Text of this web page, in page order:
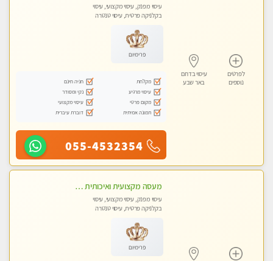
לפרטים
נוספים
עיסוי בדרום
באר שבע
עיסוי מפנק, עיסוי מקצועי, עיסוי
בקלניקה פרטית, עיסוי טנטרה
פרימיום
מקלחת
חניה חינם
עיסוי מרגיע
נקי ומסודר
מקום פרטי
עיסוי מקצועי
תמונה אמיתית
דוברת עיברית
055-4532354
מעסה מקצועית ואיכותית עיסוי מפנק ברמה אחרת !!!
עיסוי מפנק, עיסוי מקצועי, עיסוי
בקלניקה פרטית, עיסוי טנטרה
פרימיום